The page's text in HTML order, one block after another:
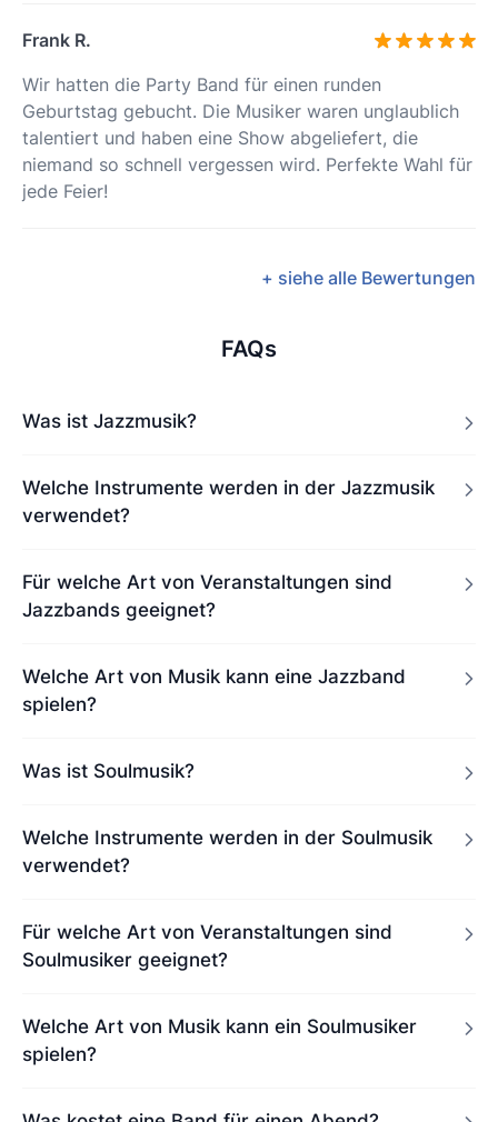
Frank R.
Wir hatten die Party Band für einen runden
Geburtstag gebucht. Die Musiker waren unglaublich
talentiert und haben eine Show abgeliefert, die
niemand so schnell vergessen wird. Perfekte Wahl für
jede Feier!
+ siehe alle Bewertungen
FAQs
Was ist Jazzmusik?
Welche Instrumente werden in der Jazzmusik
verwendet?
Für welche Art von Veranstaltungen sind
Jazzbands geeignet?
Welche Art von Musik kann eine Jazzband
spielen?
Was ist Soulmusik?
Welche Instrumente werden in der Soulmusik
verwendet?
Für welche Art von Veranstaltungen sind
Soulmusiker geeignet?
Welche Art von Musik kann ein Soulmusiker
spielen?